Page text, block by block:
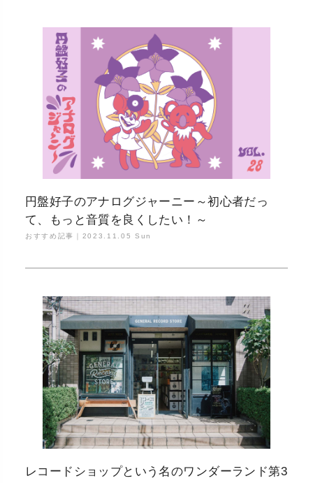
円盤好子のアナログジャーニー～初心者だっ
て、もっと音質を良くしたい！～
おすすめ記事｜ 2023.11.05 Sun
レコードショップという名のワンダーランド第3